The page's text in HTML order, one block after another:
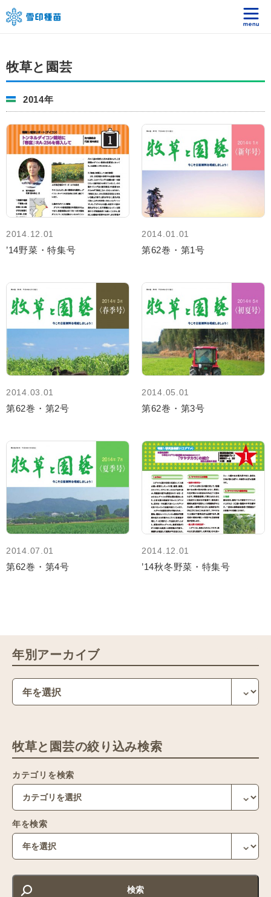
牧草と園芸
2014年
2014.12.01
’14野菜・特集号
2014.01.01
第62巻・第1号
2014.03.01
第62巻・第2号
2014.05.01
第62巻・第3号
2014.07.01
第62巻・第4号
2014.12.01
’14秋冬野菜・特集号
年別アーカイブ
牧草と園芸の絞り込み検索
カテゴリを検索
年を検索